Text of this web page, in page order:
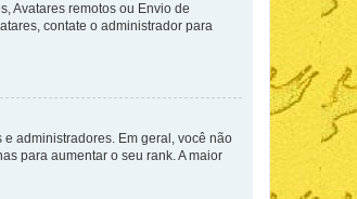
Avatares remotos ou Envio de
contate o administrador para
administradores. Em geral, você não
para aumentar o seu rank. A maior